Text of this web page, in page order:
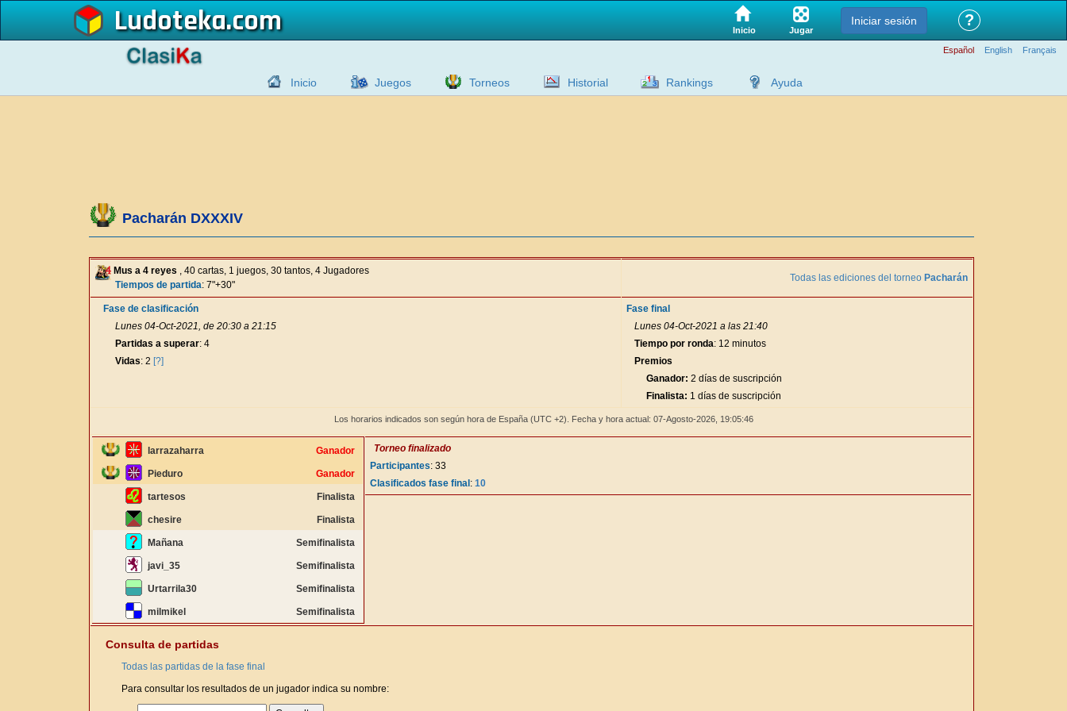
Ludoteka Inicio Jugar
Iniciar sesión ?
Español English Français
Inicio Juegos Torneos Historial Rankings Ayuda
Pacharán DXXXIV
Mus a 4 reyes , 40 cartas, 1 juegos, 30 tantos, 4 Jugadores
Tiempos de partida: 7"+30"
Todas las ediciones del torneo Pacharán
Fase de clasificación
Lunes 04-Oct-2021, de 20:30 a 21:15
Partidas a superar: 4
Vidas: 2 [?]
Fase final
Lunes 04-Oct-2021 a las 21:40
Tiempo por ronda: 12 minutos
Premios
Ganador: 2 días de suscripción
Finalista: 1 días de suscripción
Los horarios indicados son según hora de España (UTC +2). Fecha y hora actual: 07-Agosto-2026, 19:05:47
larrazaharra Ganador
Pieduro Ganador
tartesos Finalista
chesire Finalista
Mañana Semifinalista
javi_35 Semifinalista
Urtarrila30 Semifinalista
milmikel Semifinalista
Torneo finalizado
Participantes: 33
Clasificados fase final : 10
Consulta de partidas
Todas las partidas de la fase final
Para consultar los resultados de un jugador indica su nombre: